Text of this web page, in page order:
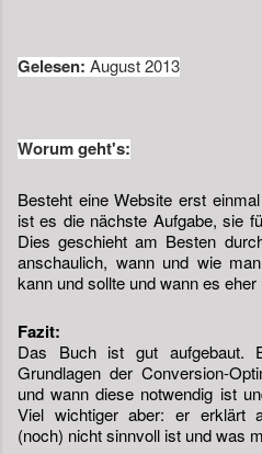
Gelesen:August 2013
Worum geht's:
Besteht eine Website erst
ist es die nächste Aufgabe, sie
Dies geschieht am Besten
anschaulich, wann und wie
kann und sollte und wann es eher
Fazit:
Das Buch ist gut
Grundlagen der Conversion-
und wann diese notwendig ist
Viel wichtiger aber: er erklärt
(noch) nicht sinnvoll ist und was